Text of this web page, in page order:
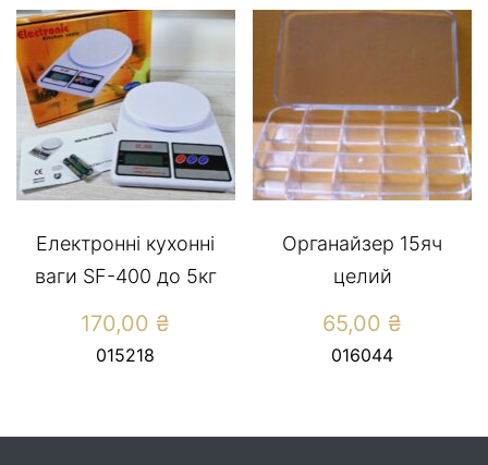
Електронні кухонні
ваги SF-400 до 5кг
170,00 ₴
015218
Органайзер 15яч
целий
65,00 ₴
016044